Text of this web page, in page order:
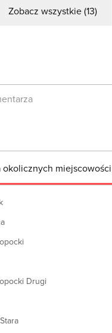
Zobacz wszystkie (13)
okolicznych miejscowości
Drugi